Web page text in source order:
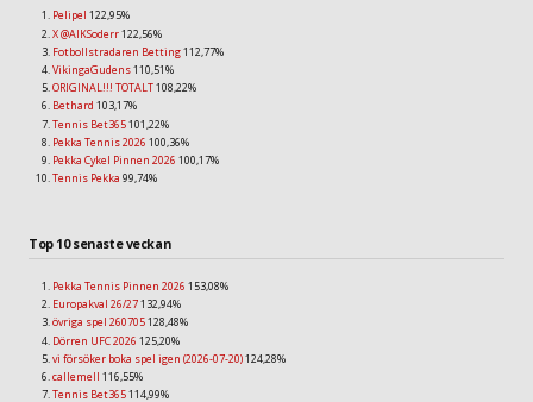
Pelipel 122,95%
X @AIKSoderr122,56%
Fotbollstradaren Betting112,77%
VikingaGudens110,51%
ORIGINAL!!! TOTALT108,22%
Bethard 103,17%
Tennis Bet365101,22%
Pekka Tennis 2026 100,36%
Pekka Cykel Pinnen 2026 100,17%
Tennis Pekka 99,74%
Top 10 senaste veckan
Pekka Tennis Pinnen 2026 153,08%
Europakval 26/27132,94%
övriga spel 260705128,48%
Dörren UFC 2026 125,20%
vi försöker boka spel igen (2026-07-20)124,28%
callemell 116,55%
Tennis Bet365114,99%